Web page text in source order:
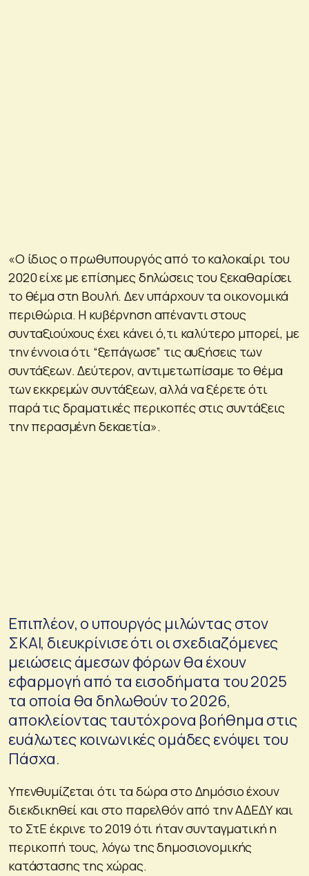
«Ο ίδιος ο πρωθυπουργός από το καλοκαίρι του
2020 είχε με επίσημες δηλώσεις του ξεκαθαρίσει
το θέμα στη Βουλή. Δεν υπάρχουν τα οικονομικά
περιθώρια. Η κυβέρνηση απέναντι στους
συνταξιούχους έχει κάνει ό,τι καλύτερο μπορεί, με
την έννοια ότι “ξεπάγωσε” τις αυξήσεις των
συντάξεων. Δεύτερον, αντιμετωπίσαμε το θέμα
των εκκρεμών συντάξεων, αλλά να ξέρετε ότι
παρά τις δραματικές περικοπές στις συντάξεις
την περασμένη δεκαετία».
Επιπλέον, ο υπουργός μιλώντας στον
ΣΚΑΙ, διευκρίνισε ότι οι σχεδιαζόμενες
μειώσεις άμεσων φόρων θα έχουν
εφαρμογή από τα εισοδήματα του 2025
τα οποία θα δηλωθούν το 2026,
αποκλείοντας ταυτόχρονα βοήθημα στις
ευάλωτες κοινωνικές ομάδες ενόψει του
Πάσχα.
Υπενθυμίζεται ότι τα δώρα στο Δημόσιο έχουν
διεκδικηθεί και στο παρελθόν από την ΑΔΕΔΥ και
το ΣτΕ έκρινε το 2019 ότι ήταν συνταγματική η
περικοπή τους, λόγω της δημοσιονομικής
κατάστασης της χώρας.